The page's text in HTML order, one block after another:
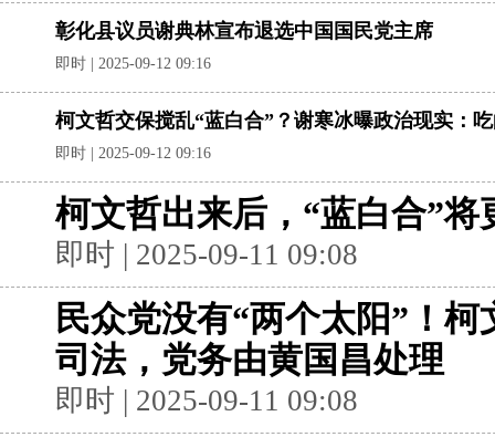
彰化县议员谢典林宣布退选中国国民党主席
即时 | 2025-09-12 09:16
柯文哲交保搅乱“蓝白合”？谢寒冰曝政治现实：
即时 | 2025-09-12 09:16
柯文哲出来后，“蓝白合”将
即时 | 2025-09-11 09:08
民众党没有“两个太阳”！
司法，党务由黄国昌处理
即时 | 2025-09-11 09:08